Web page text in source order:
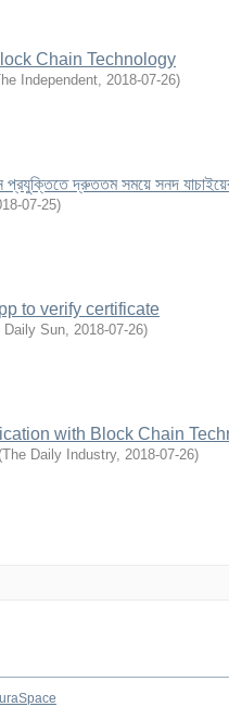
Chain Technology
Independent, 2018-07-26)
প্রযুক্তিতে দ্রুততম সময়ে সনদ
07-25)
to verify certificate
Daily Sun, 2018-07-26)
with Block Chain
(The Daily Industry, 2018-07-26)